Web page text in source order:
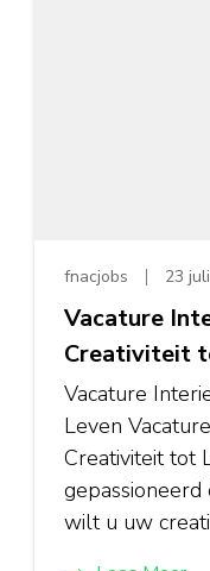
fnacjobs 23
Vacature
Creativiteit
Vacature
Leven
Creativiteit tot
wilt u uw